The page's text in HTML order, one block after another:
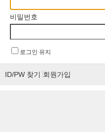
비밀번호
로그인 유지
ID/PW 찾기 회원가입